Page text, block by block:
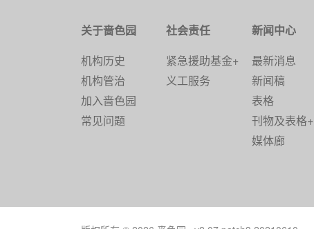
关于啬色园
机构历史
机构管治
加入啬色园
常见问题
社会责任
紧急援助基金+
义工服务
新闻中心
最新消息
新闻稿
表格
刊物及表格+
媒体廊